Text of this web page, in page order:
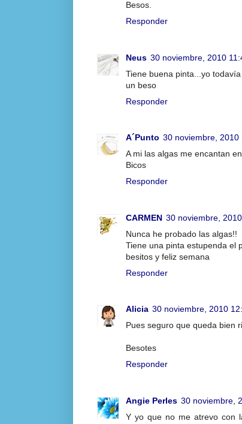
Besos.
Responder
Neus 30 noviembre, 2010
Tiene buena pinta...yo
un beso
Responder
A´Punto 30 noviembre, 2010
A mi las algas me encantan
Bicos
Responder
CARMEN 30 noviembre,
Nunca he probado las algas!!
Tiene una pinta estupenda el
besitos y feliz semana
Responder
Alicia 30 noviembre, 2010
Pues seguro que queda bien
Besotes
Responder
Angie Perles 30 noviembre,
Y yo que no me atrevo con